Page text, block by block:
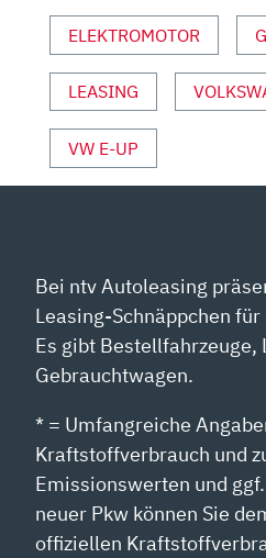
MOTOR
UND
VON
YOUTUBE
ANZEIGEN
ELEKTROMOTOR
LEASING
VW E-UP
Bei ntv Autoleasing
Leasing-Schnäppchen
Es gibt Bestellfahrzeuge,
Gebrauchtwagen.
* = Umfangreiche
Kraftstoffverbrauch und
Emissionswerten und
neuer Pkw können Sie
offiziellen